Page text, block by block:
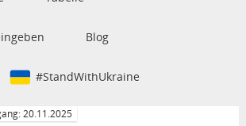
Blog
#StandWithUkraine
20.11.2025